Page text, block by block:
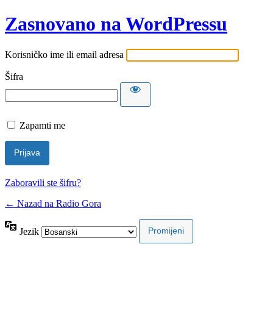
Zasnovano na WordPressu
Korisničko ime ili email adresa
Šifra
Zapamti me
Zaboravili ste šifru?
← Nazad na Radio Gora
Jezik